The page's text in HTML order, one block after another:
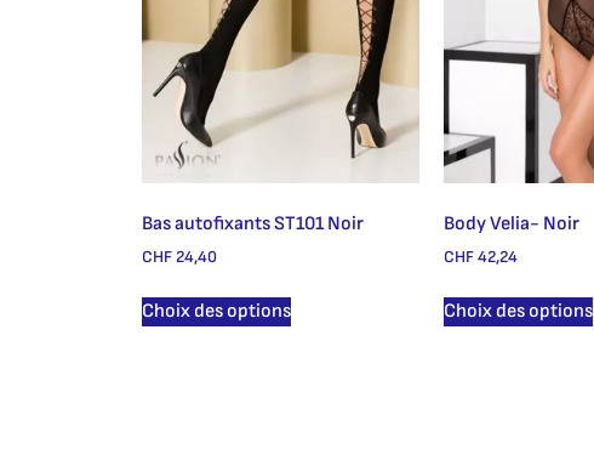
Bas autofixants ST101 Noir
CHF 24,40
Choix des options
Body Velia- Noir
CHF42,24
Choix des options